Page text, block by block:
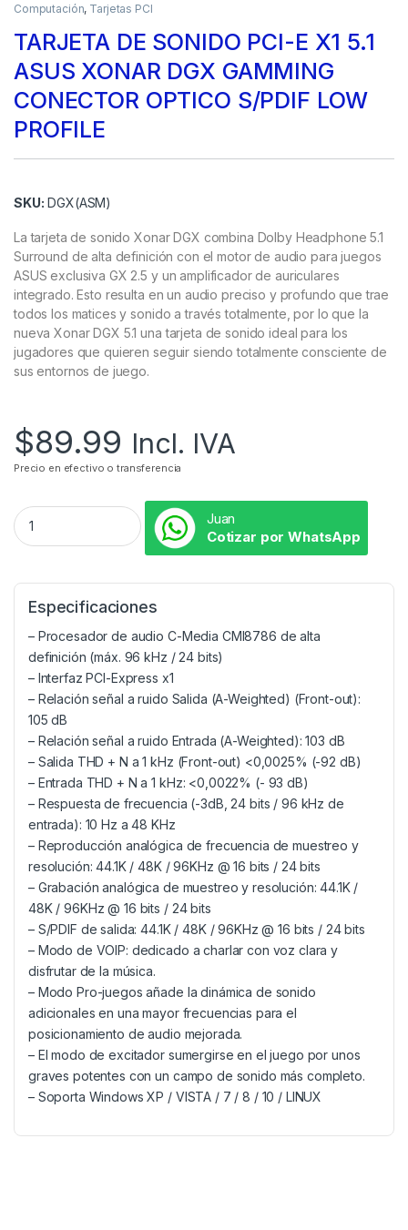
Computación, Tarjetas PCI
TARJETA DE SONIDO PCI-E X1 5.1
ASUS XONAR DGX GAMMING
CONECTOR OPTICO S/PDIF LOW
PROFILE
SKU: DGX(ASM)
La tarjeta de sonido Xonar DGX combina Dolby Headphone 5.1
Surround de alta definición con el motor de audio para juegos
ASUS exclusiva GX 2.5 y un amplificador de auriculares
integrado. Esto resulta en un audio preciso y profundo que trae
todos los matices y sonido a través totalmente, por lo que la
nueva Xonar DGX 5.1 una tarjeta de sonido ideal para los
jugadores que quieren seguir siendo totalmente consciente de
sus entornos de juego.
$89.99 Incl. IVA
Precio en efectivo o transferencia
Juan
Cotizar por WhatsApp
Especificaciones
– Procesador de audio C-Media CMI8786 de alta
definición (máx. 96 kHz / 24 bits)
– Interfaz PCI-Express x1
– Relación señal a ruido Salida (A-Weighted) (Front-out):
105 dB
– Relación señal a ruido Entrada (A-Weighted): 103 dB
– Salida THD + N a 1 kHz (Front-out) <0,0025% (-92 dB)
– Entrada THD + N a 1 kHz: <0,0022% (- 93 dB)
– Respuesta de frecuencia (-3dB, 24 bits / 96 kHz de
entrada): 10 Hz a 48 KHz
– Reproducción analógica de frecuencia de muestreo y
resolución: 44.1K / 48K / 96KHz @ 16 bits / 24 bits
– Grabación analógica de muestreo y resolución: 44.1K /
48K / 96KHz @ 16 bits / 24 bits
– S/PDIF de salida: 44.1K / 48K / 96KHz @ 16 bits / 24 bits
– Modo de VOIP: dedicado a charlar con voz clara y
disfrutar de la música.
– Modo Pro-juegos añade la dinámica de sonido
adicionales en una mayor frecuencias para el
posicionamiento de audio mejorada.
– El modo de excitador sumergirse en el juego por unos
graves potentes con un campo de sonido más completo.
– Soporta Windows XP / VISTA / 7 / 8 / 10 / LINUX